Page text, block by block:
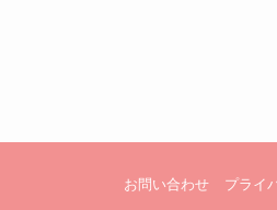
お問い合わせ プライ